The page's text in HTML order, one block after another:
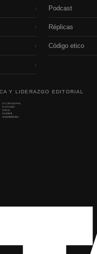
›
›
›
›
Podcast
Réplicas
Código etico
Y LIDERAZGO EDITORIAL